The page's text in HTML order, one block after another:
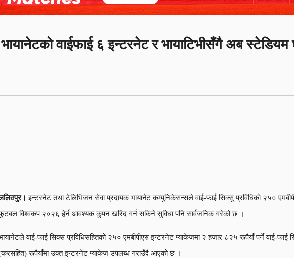
भायानेटको वाईफाई ६ इन्टरनेट र भायाटिभीसँगै अब स्टेडियम
इन्टरनेट तथा टेलिभिजन सेवा प्रदायक भायानेट कम्युनिकेसन्सले वाई-फाई सिक्सु प्रविधिको २५०
विश्वकप २०२६ हेर्न आवश्यक कुपन खरिद गर्न सकिने सुविधा पनि सार्वजनिक गरेको छ ।
वाई-फाई सिक्स प्रविधिसहितको २५० एमबीपीएस इन्टरनेट प्याकेजमा २ हजार ८२५ रूपैयाँ पर्ने वाई-
रूपैयाँमा उक्त इन्टरनेट प्याकेज उपलब्ध गराउँदै आएको छ ।